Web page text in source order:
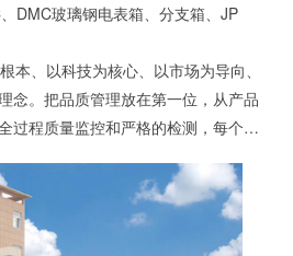
DMC玻璃钢电表箱、分支箱、JP
本、以科技为核心、以市场为导向、
念。把品质管理放在第一位，从产品
过程质量监控和严格的检测，每个环
康安全体系认证、环境管理体系认
获了AAA级信用企业、高新技术企
星级上云企业、宿迁市瞪羚企业、专